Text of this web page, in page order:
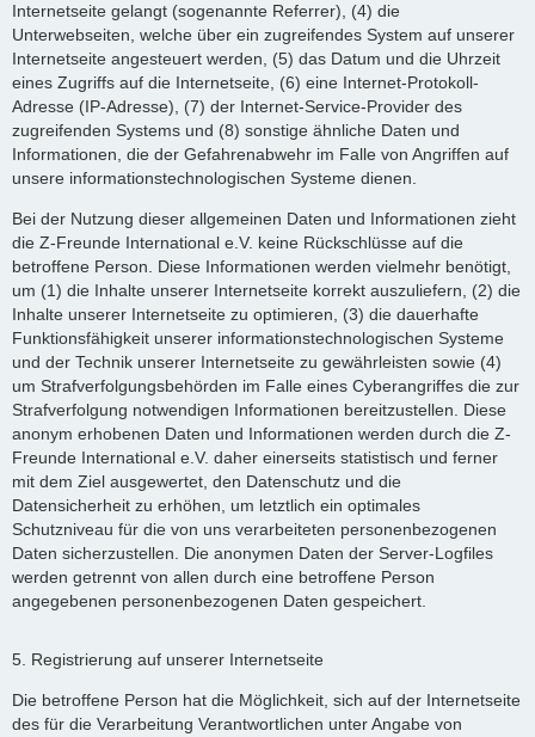
Internetseite gelangt (sogenannte Referrer), (4) die
Unterwebseiten, welche über ein zugreifendes System auf unserer
Internetseite angesteuert werden, (5) das Datum und die Uhrzeit
eines Zugriffs auf die Internetseite, (6) eine Internet-Protokoll-
Adresse (IP-Adresse), (7) der Internet-Service-Provider des
zugreifenden Systems und (8) sonstige ähnliche Daten und
Informationen, die der Gefahrenabwehr im Falle von Angriffen auf
unsere informationstechnologischen Systeme dienen.
Bei der Nutzung dieser allgemeinen Daten und Informationen zieht
die Z-Freunde International e.V. keine Rückschlüsse auf die
betroffene Person. Diese Informationen werden vielmehr benötigt,
um (1) die Inhalte unserer Internetseite korrekt auszuliefern, (2) die
Inhalte unserer Internetseite zu optimieren, (3) die dauerhafte
Funktionsfähigkeit unserer informationstechnologischen Systeme
und der Technik unserer Internetseite zu gewährleisten sowie (4)
um Strafverfolgungsbehörden im Falle eines Cyberangriffes die zur
Strafverfolgung notwendigen Informationen bereitzustellen. Diese
anonym erhobenen Daten und Informationen werden durch die Z-
Freunde International e.V. daher einerseits statistisch und ferner
mit dem Ziel ausgewertet, den Datenschutz und die
Datensicherheit zu erhöhen, um letztlich ein optimales
Schutzniveau für die von uns verarbeiteten personenbezogenen
Daten sicherzustellen. Die anonymen Daten der Server-Logfiles
werden getrennt von allen durch eine betroffene Person
angegebenen personenbezogenen Daten gespeichert.
5. Registrierung auf unserer Internetseite
Die betroffene Person hat die Möglichkeit, sich auf der Internetseite
des für die Verarbeitung Verantwortlichen unter Angabe von